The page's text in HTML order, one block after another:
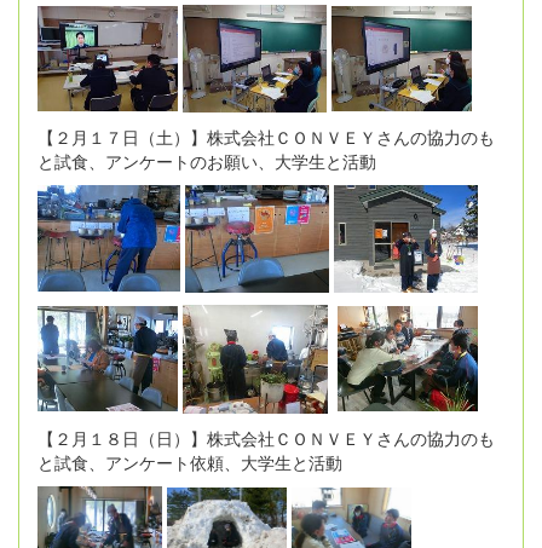
【２月１７日（土）】株式会社ＣＯＮＶＥＹさんの協力のも
と試食、アンケートのお願い、大学生と活動
【２月１８日（日）】株式会社ＣＯＮＶＥＹさんの協力のも
と試食、アンケート依頼、大学生と活動